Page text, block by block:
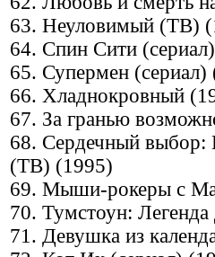
63. Неуловимый (ТВ)
64. Спин Сити
65. Супермен
66. Хладнокровный
67. За гранью
68. Сердечный выбор:
(ТВ) (1995)
69. Мыши-рокеры с
70. Тумстоун: Легенда
71. Девушка из